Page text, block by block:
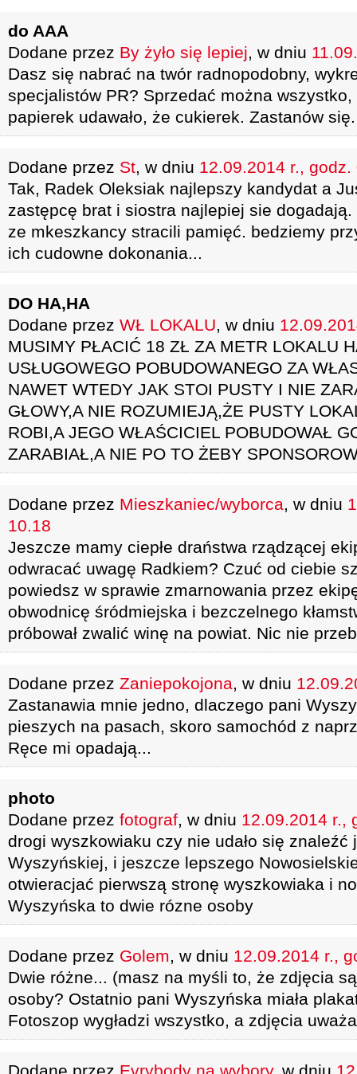
do AAA
Dodane przez By żyło się lepiej, w dniu
Dasz się nabrać na twór radnopodobny,
specjalistów PR? Sprzedać można
papierek udawało, że cukierek. Zastanów się.
Dodane przez St, w dniu 12.09.2014 r., godz.
Tak, Radek Oleksiak najlepszy kandydat a
zastępcę brat i siostra najlepiej sie
ze mkeszkancy stracili pamięć. bedziemy
ich cudowne dokonania...
DO HA,HA
Dodane przez WŁ LOKALU, w dniu
MUSIMY PŁACIĆ 18 ZŁ ZA METR LOKALU
USŁUGOWEGO POBUDOWANEGO ZA
NAWET WTEDY JAK STOI PUSTY I NIE
GŁOWY,A NIE ROZUMIEJĄ,ŻE PUSTY
ROBI,A JEGO WŁAŚCICIEL POBUDOWAŁ
ZARABIAŁ,A NIE PO TO ŻEBY
Dodane przez Mieszkaniec/wyborca, w dniu
10.18
Jeszcze mamy ciepłe draństwa rządzącej
odwracać uwagę Radkiem? Czuć od ciebie
powiedsz w sprawie zmarnowania przez
obwodnicę śródmiejska i bezczelnego
próbował zwalić winę na powiat. Nic nie
Dodane przez Zaniepokojona, w dniu
Zastanawia mnie jedno, dlaczego pani
pieszych na pasach, skoro samochód z
Ręce mi opadają...
photo
Dodane przez fotograf, w dniu 12.09.2014 r.,
drogi wyszkowiaku czy nie udało się
Wyszyńskiej, i jeszcze lepszego
otwieracjać pierwszą stronę wyszkowiaka i
Wyszyńska to dwie rózne osoby
Dodane przez Golem, w dniu 12.09.2014 r.,
Dwie różne... (masz na myśli to, że zdjęcia
osoby? Ostatnio pani Wyszyńska miała
Fotoszop wygładzi wszystko, a zdjęcia